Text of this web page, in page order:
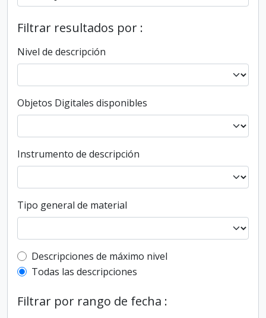
Filtrar resultados por :
Nivel de descripción
Objetos Digitales disponibles
Instrumento de descripción
Tipo general de material
Top-level description filter
Descripciones de máximo nivel
Todas las descripciones
Filtrar por rango de fecha :